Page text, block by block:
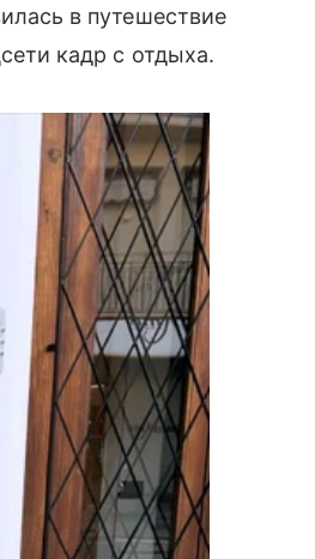
в путешествие
кадр с отдыха.